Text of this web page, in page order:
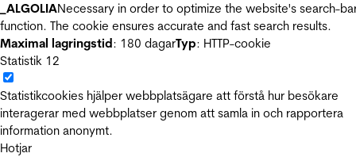
_ALGOLIANecessary in order to optimize the website's search-
function. The cookie ensures accurate and fast search results.
Maximal lagringstid: 180 dagarTyp: HTTP-cookie
Statistik 12
Statistikcookies hjälper webbplatsägare att förstå hur besökare
interagerar med webbplatser genom att samla in och rapportera
information anonymt.
Hotjar